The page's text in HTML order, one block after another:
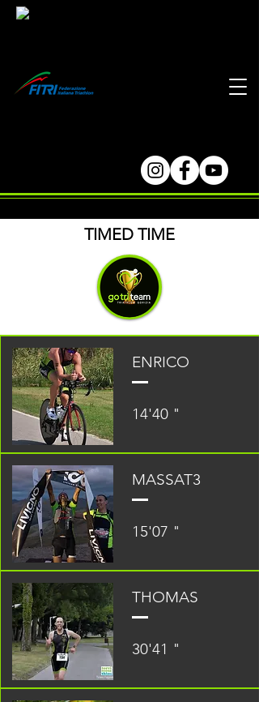
TIMED TIME
MALE
ENRICO
14'40 "
MASSAT3
15'07 "
THOMAS
30'41 "